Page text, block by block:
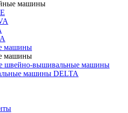
машины
машины
машины
швейно-вышивальные машины
машины DELTA